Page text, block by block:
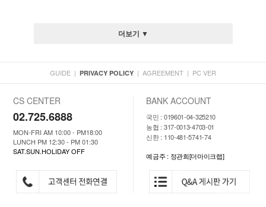
더보기 ▼
GUIDE | PRIVACY POLICY | AGREEMENT | PC VER
CS CENTER
02.725.6888
MON-FRI AM 10:00 - PM18:00
LUNCH PM 12:30 - PM 01:30
SAT.SUN.HOLIDAY OFF
BANK ACCOUNT
국민 : 019601-04-325210
농협 : 317-0013-4703-01
신한 : 110-481-5741-74
예금주 : 정관희[더마이크랩]